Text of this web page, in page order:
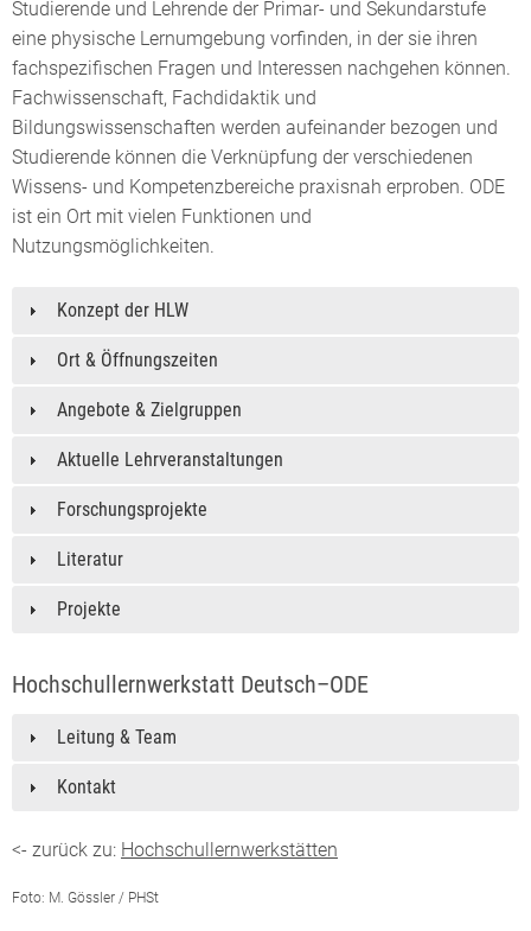
Studierende und Lehrende der Primar- und Sekundarstufe
eine physische Lernumgebung vorfinden, in der sie ihren
fachspezifischen Fragen und Interessen nachgehen können.
Fachwissenschaft, Fachdidaktik und
Bildungswissenschaften werden aufeinander bezogen und
Studierende können die Verknüpfung der verschiedenen
Wissens- und Kompetenzbereiche praxisnah erproben. ODE
ist ein Ort mit vielen Funktionen und
Nutzungsmöglichkeiten.
Konzept der HLW
Ort & Öffnungszeiten
Angebote & Zielgruppen
Aktuelle Lehrveranstaltungen
Forschungsprojekte
Literatur
Projekte
Hochschullernwerkstatt Deutsch–ODE
Leitung & Team
Kontakt
<- zurück zu: Hochschullernwerkstätten
Foto: M. Gössler / PHSt